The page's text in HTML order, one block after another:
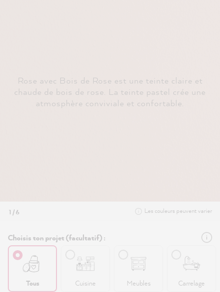
Rose avec Bois de Rose est une teinte claire et
chaude de bois de rose. La teinte pastel crée une
atmosphère conviviale et confortable.
1 / 6 Les couleurs peuvent varier
Choisis ton projet (facultatif) :
Tous Cuisine Meubles Carrelage